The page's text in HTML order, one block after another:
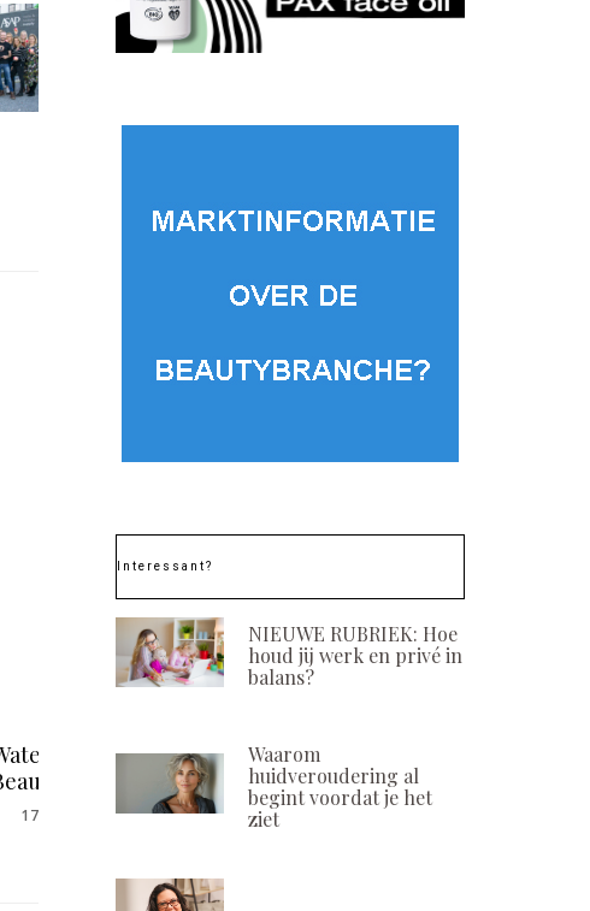
Winactie: Serum Triple
Rosa Mosqueta van Chi
Essential Cosmetics
Interessant?
NIEUWE RUBRIEK: Hoe
houd jij werk en privé in
balans?
Waarom
huidveroudering al
begint voordat je het
ziet